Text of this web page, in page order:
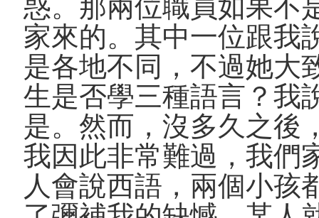
家來的。其中一位跟我
是各地不同，不過她大
生是否學三種語言？我
是。然而，沒多久之後
我因此非常難過，我們
人會說西語，兩個小孩